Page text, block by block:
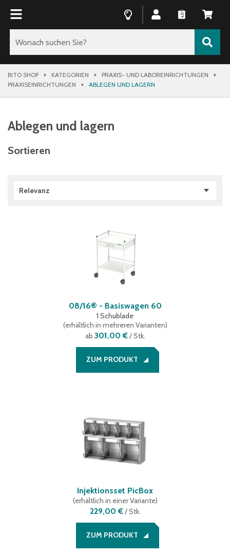
BITO SHOP KATEGORIEN
PRAXIS- UND LABOREINRICHTUNGEN
PRAXISEINRICHTUNGEN
ABLEGEN UND LAGERN
Ablegen und lagern
Sortieren
Relevanz
08/16® - Basiswagen 60
1 Schublade
(erhältlich in mehreren Varianten)
ab 301,00 €/ Stk.
ZUM PRODUKT
Injektionsset PicBox
(erhältlich in einer Variante)
229,00 €/Stk.
ZUM PRODUKT